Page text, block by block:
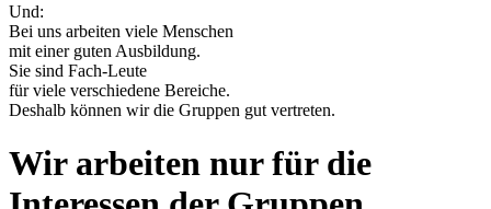
Und:
Bei uns arbeiten viele Menschen
mit einer guten Ausbildung.
Sie sind Fach-Leute
für viele verschiedene Bereiche.
Deshalb können wir die Gruppen gut vertreten.
Wir arbeiten nur für die